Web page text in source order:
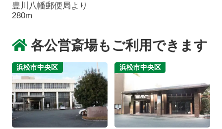
豊川八幡郵便局より
280m
各公営斎場もご利用できます
浜松市中央区 浜松市中央区